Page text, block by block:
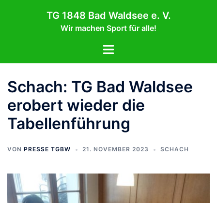
TG 1848 Bad Waldsee e. V.
Wir machen Sport für alle!
Menü
Schach: TG Bad Waldsee
erobert wieder die
Tabellenführung
VON PRESSE TGBW 21. NOVEMBER 2023 SCHACH